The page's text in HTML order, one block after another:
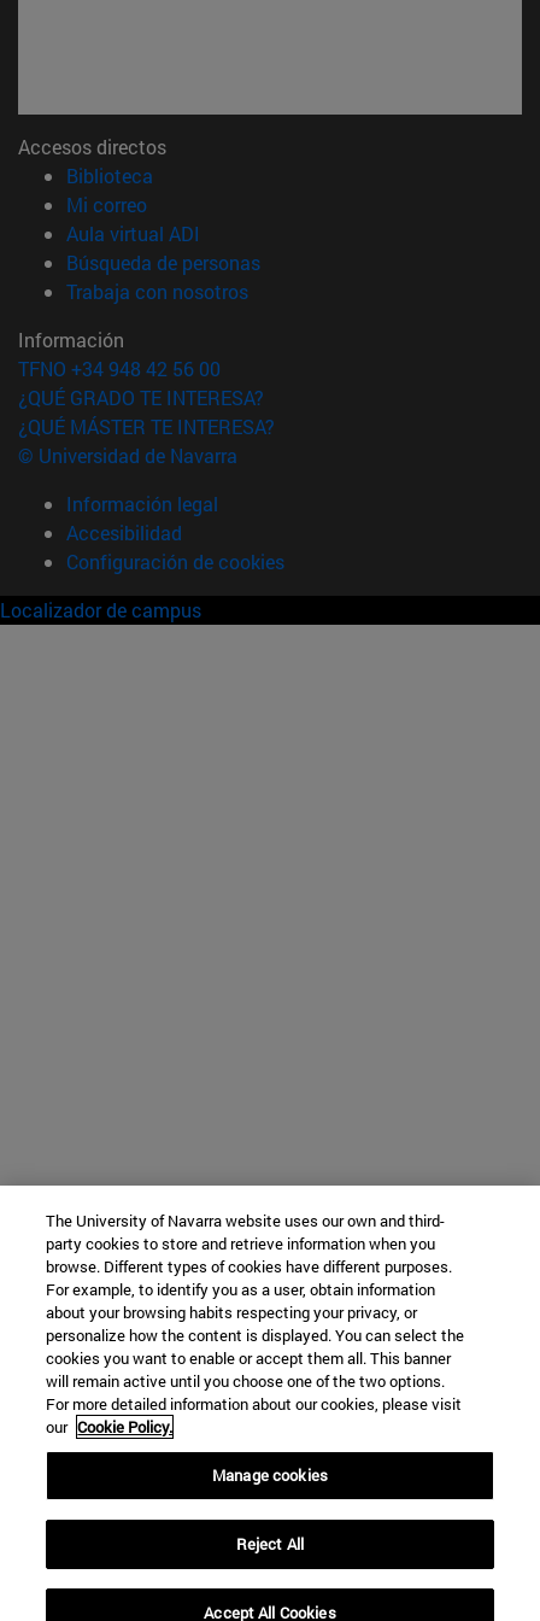
Accesos directos
Biblioteca
Mi correo(abre en nueva ventana)
Aula virtual ADI
Búsqueda de personas(abre en nueva ventana)
Trabaja con nosotros(abre en nueva ventana)
Información
TFNO +34 948 42 56 00
¿QUÉ GRADO TE INTERESA?
¿QUÉ MÁSTER TE INTERESA?
© Universidad de Navarra
Información legal
Accesibilidad
Configuración de cookies
Localizador de campus
The University of Navarra website uses our own and third-
party cookies to store and retrieve information when you
browse. Different types of cookies have different purposes.
For example, to identify you as a user, obtain information
about your browsing habits respecting your privacy, or
personalize how the content is displayed. You can select the
cookies you want to enable or accept them all. This banner
will remain active until you choose one of the two options.
For more detailed information about our cookies, please visit
our Cookie Policy.
Manage cookies
Reject All
Accept All Cookies